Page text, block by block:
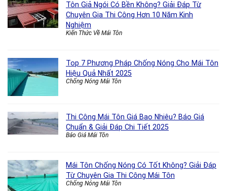
Tôn Giả Ngói Có Bền Không? Giải Đáp Từ
Chuyên Gia Thi Công Hơn 10 Năm Kinh
Nghiệm
Kiến Thức Về Mái Tôn
Top 7 Phương Pháp Chống Nóng Cho Mái Tôn
Hiệu Quả Nhất 2025
Chống Nóng Mái Tôn
Thi Công Mái Tôn Giá Bao Nhiêu? Báo Giá
Chuẩn & Giải Đáp Chi Tiết 2025
Báo Giá Mái Tôn
Mái Tôn Chống Nóng Có Tốt Không? Giải Đáp
Từ Chuyên Gia Thi Công Mái Tôn
Chống Nóng Mái Tôn